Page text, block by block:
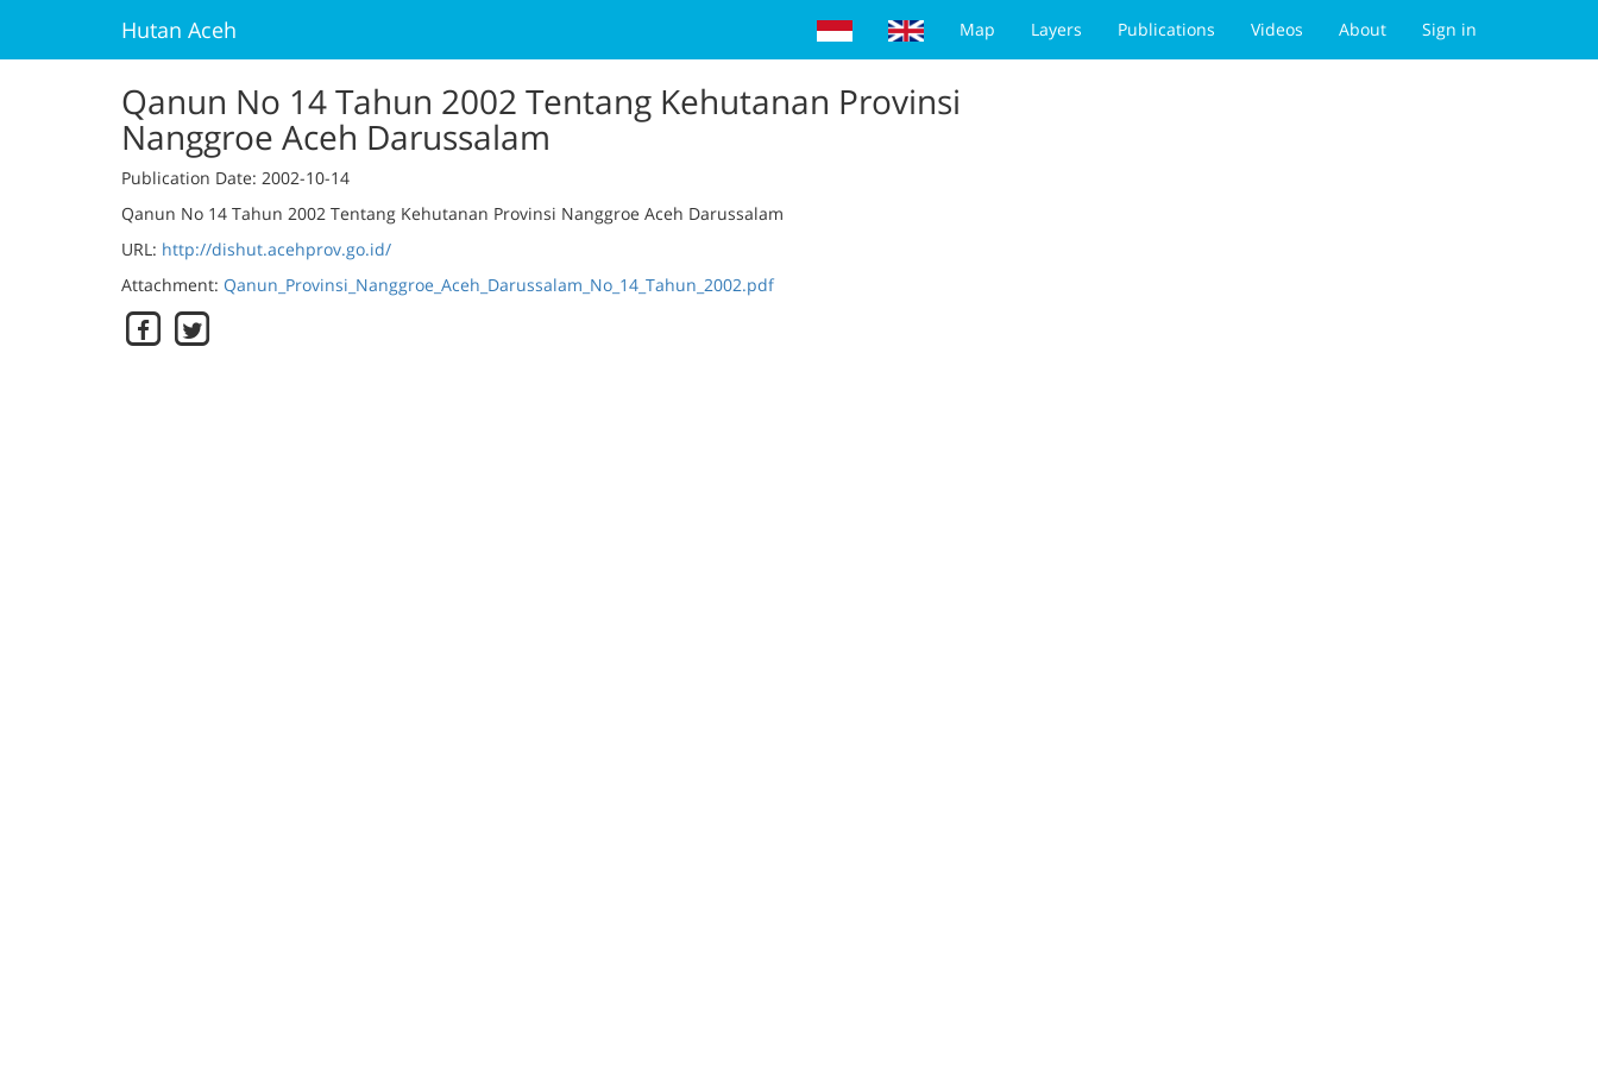
Hutan Aceh Map Layers Publications Videos About Sign in
Qanun No 14 Tahun 2002 Tentang Kehutanan Provinsi
Nanggroe Aceh Darussalam
Publication Date: 2002-10-14
Qanun No 14 Tahun 2002 Tentang Kehutanan Provinsi Nanggroe Aceh Darussalam
URL: http://dishut.acehprov.go.id/
Attachment: Qanun_Provinsi_Nanggroe_Aceh_Darussalam_No_14_Tahun_2002.pdf